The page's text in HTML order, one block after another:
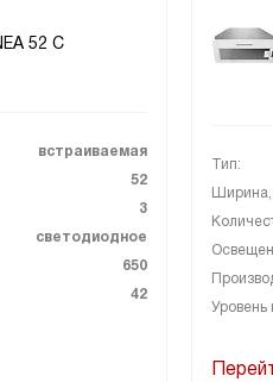
52 С
встраиваемая
52
3
светодиодное
650
42
Тип: